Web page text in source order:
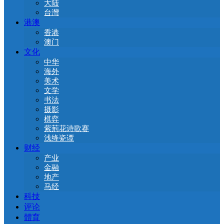
大陆
台灣
港澳
香港
澳门
文化
中华
海外
美术
文学
书法
摄影
棋弈
紫荊花诗歌赛
浅绛瓷谭
财经
产业
金融
地产
马经
科技
评论
體育